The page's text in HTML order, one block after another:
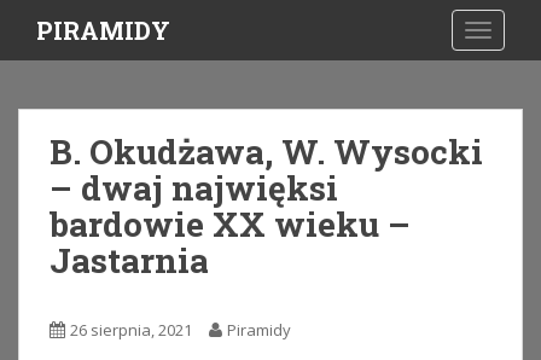
i
PIRAMIDY
B. Okudżawa, W. Wysocki
– dwaj najwięksi
bardowie XX wieku –
Jastarnia
26 sierpnia, 2021 Piramidy